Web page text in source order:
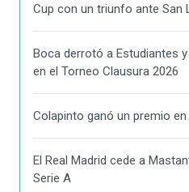
Cup con un triunfo ante San
Boca derrotó a Estudiantes
en el Torneo Clausura 2026
Colapinto ganó un premio
El Real Madrid cede a
Serie A